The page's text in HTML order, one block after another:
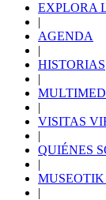
EXPLORA
|
AGENDA
|
HISTORIAS
|
|
VISITAS
|
QUIÉNES
|
MUSEOTIK
|